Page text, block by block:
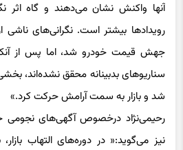
آنها واکنش نشان می‌دهند و گاه اثر
رویدادها بیشتر است. نگرانی‌های
جهش قیمت خودرو شد، اما پس از
سناریوهای بدبینانه محقق نشده‌اند،
شد و بازار به سمت آرامش حرکت کرد.»
رحیمی‌نژاد درخصوص آگهی‌های نجومی
نیز می‌گوید:« در دوره‌های التهاب